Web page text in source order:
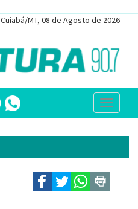
Cuiabá/MT, 08 de Agosto de 2026